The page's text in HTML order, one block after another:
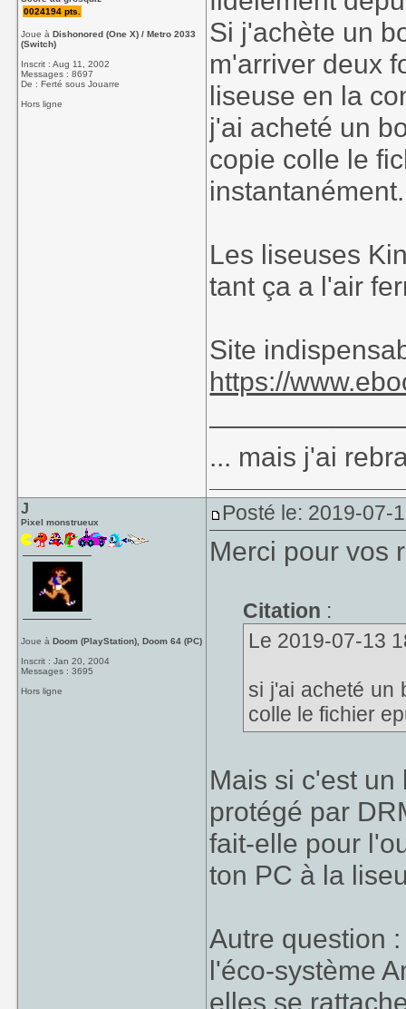
0024194 pts.
Joue àDishonored (One X) / Metro 2033
(Switch)
Inscrit : Aug 11, 2002
Messages : 8697
De : Ferté sous Jouarre
Hors ligne
Si j'achète un
m'arriver deux
liseuse en la
j'ai acheté un
copie colle le
instantanément.
Les liseuses
tant ça a l'air
Site
https://
... mais j'ai
J
Pixel monstrueux
Joue àDoom (PlayStation), Doom 64 (PC)
Inscrit : Jan 20, 2004
Messages : 3695
Hors ligne
Posté le: 2019-07-
Merci pour vos
Citation :
Le 2019-07-13
si j'ai acheté un
colle le fichier
Mais si c'est
protégé par
fait-elle pour
ton PC à la
Autre question
l'éco-système
elles se